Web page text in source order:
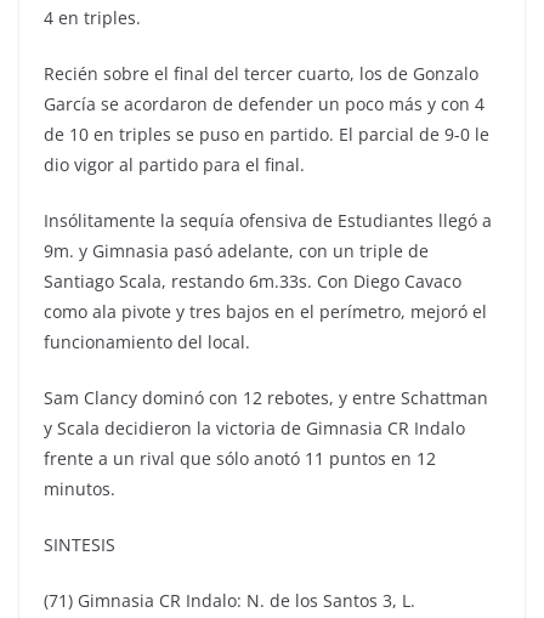
4 en triples.
Recién sobre el final del tercer cuarto, los de Gonzalo
García se acordaron de defender un poco más y con 4
de 10 en triples se puso en partido. El parcial de 9-0 le
dio vigor al partido para el final.
Insólitamente la sequía ofensiva de Estudiantes llegó a
9m. y Gimnasia pasó adelante, con un triple de
Santiago Scala, restando 6m.33s. Con Diego Cavaco
como ala pivote y tres bajos en el perímetro, mejoró el
funcionamiento del local.
Sam Clancy dominó con 12 rebotes, y entre Schattman
y Scala decidieron la victoria de Gimnasia CR Indalo
frente a un rival que sólo anotó 11 puntos en 12
minutos.
SINTESIS
(71) Gimnasia CR Indalo: N. de los Santos 3, L.